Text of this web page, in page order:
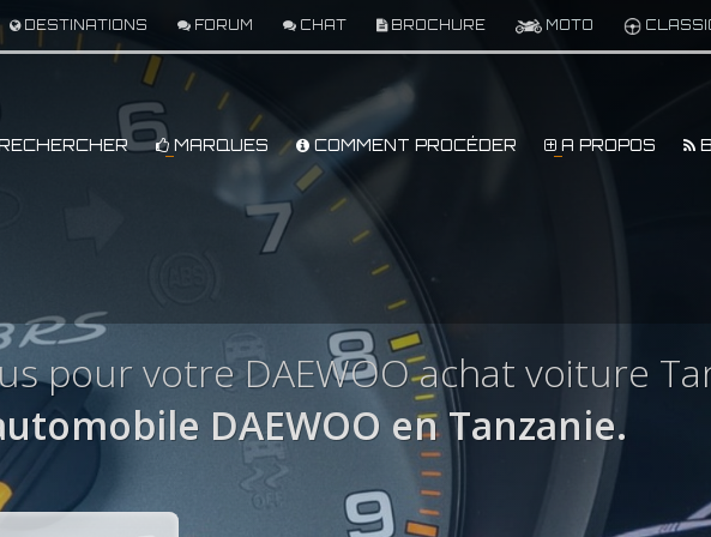
DESTINATIONS FORUM CHAT BROCHURE MOTO
MARQUES COMMENT PROCÉDER A PROPOS
pour votre DAEWOO achat voiture
DAEWOO en Tanzanie.